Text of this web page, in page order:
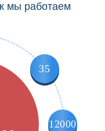
мы работаем
35
12000